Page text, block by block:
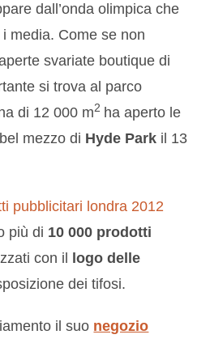
dall’onda olimpica che
media. Come se non
svariate boutique di
si trova al parco
di 12 000 m2 ha aperto le
mezzo di Hyde Park il 13
più di 10 000 prodotti
con il
logo delle
dei tifosi.
il suo negozio